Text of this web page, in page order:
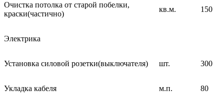
Очистка потолка от старой побелки,
краски(частично)
кв.м. 150
Электрика
Установка силовой розетки(выключателя) шт. 300
Укладка кабеля м.п. 80